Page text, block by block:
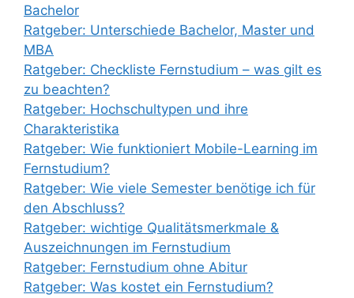
Bachelor
Ratgeber: Unterschiede Bachelor, Master und
MBA
Ratgeber: Checkliste Fernstudium – was gilt es
zu beachten?
Ratgeber: Hochschultypen und ihre
Charakteristika
Ratgeber: Wie funktioniert Mobile-Learning im
Fernstudium?
Ratgeber: Wie viele Semester benötige ich für
den Abschluss?
Ratgeber: wichtige Qualitätsmerkmale &
Auszeichnungen im Fernstudium
Ratgeber: Fernstudium ohne Abitur
Ratgeber: Was kostet ein Fernstudium?